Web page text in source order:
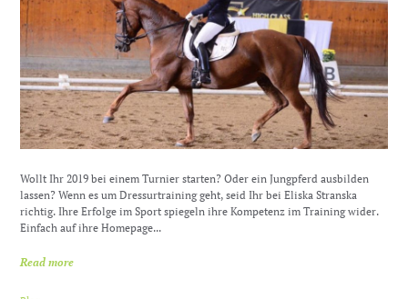
Wollt Ihr 2019 bei einem Turnier starten? Oder ein Jungpferd ausbilden
lassen? Wenn es um Dressurtraining geht, seid Ihr bei Eliska Stranska
richtig. Ihre Erfolge im Sport spiegeln ihre Kompetenz im Training wider.
Einfach auf ihre Homepage...
Read more